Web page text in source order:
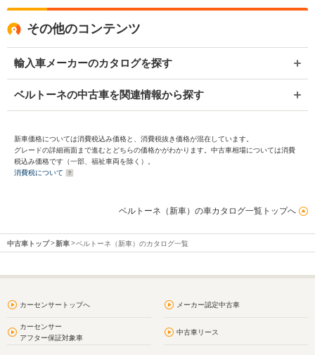
その他のコンテンツ
輸入車メーカーのカタログを探す
ベルトーネの中古車を関連情報から探す
新車価格については消費税込み価格と、消費税抜き価格が混在しています。
グレードの詳細画面まで進むとどちらの価格かがわかります。中古車相場については消費
税込み価格です（一部、福祉車両を除く）。
消費税について
ベルトーネ（新車）の車カタログ一覧トップへ
中古車トップ 新車 ベルトーネ（新車）のカタログ一覧
カーセンサートップへ メーカー認定中古車
カーセンサー
アフター保証対象車
中古車リース